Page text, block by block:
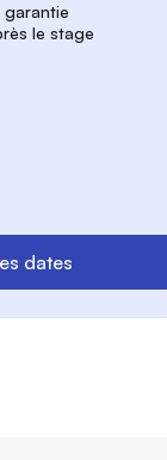
garantie
le stage
dates